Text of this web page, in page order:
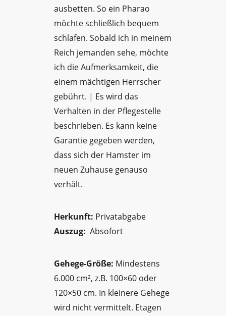
ausbetten. So ein Pharao
möchte schließlich bequem
schlafen. Sobald ich in meinem
Reich jemanden sehe, möchte
ich die Aufmerksamkeit, die
einem mächtigen Herrscher
gebührt. | Es wird das
Verhalten in der Pflegestelle
beschrieben. Es kann keine
Garantie gegeben werden,
dass sich der Hamster im
neuen Zuhause genauso
verhält.
Herkunft: Privatabgabe
Auszug: Absofort
Gehege-Größe: Mindestens
6.000 cm², z.B. 100×60 oder
120×50 cm. In kleinere Gehege
wird nicht vermittelt. Etagen